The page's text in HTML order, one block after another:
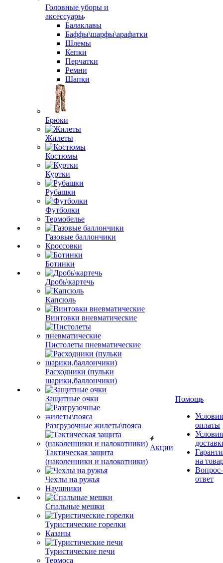
Головные уборы и
аксессуары
Балаклавы
Баффы\шарфы\арафатки
Шлемы
Кепки
Перчатки
Ремни
Шапки
Брюки
Жилеты
Костюмы
Куртки
Рубашки
Футболки
Термобелье
Газовые баллончики
Кроссовки
Ботинки
Дробь\картечь
Капсюль
Винтовки вневматические
Пистолеты пневматические
Расходники (пульки
шарики,баллончики)
Защитные очки
Разгрузочные жилеты\пояса
Тактическая защита
(наколенники и налокотники)
Чехлы на ружья
Наушники
Спальные мешки
Туристические горелки
Казаны
Туристические печи
Термоса
Акции
Помощь
Условия
оплаты
Условия
на
Вопрос-
ответ